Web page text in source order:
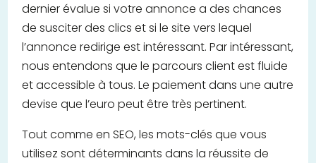
dernier évalue si votre annonce a des chances
de susciter des clics et si le site vers lequel
l’annonce redirige est intéressant. Par intéressant,
nous entendons que le parcours client est fluide
et accessible à tous. Le paiement dans une autre
devise que l’euro peut être très pertinent.
Tout comme en SEO, les mots-clés que vous
utilisez sont déterminants dans la réussite de